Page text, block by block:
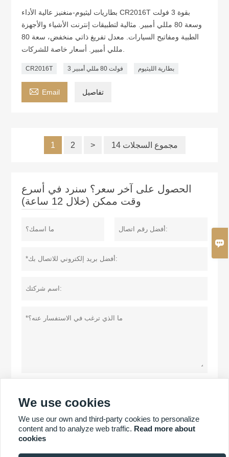

بطاريات ليثيوم-منغنيز عالية الأداء CR2016T بقوة 3 فولت
وسعة 80 مللي أمبير. مثالية لتطبيقات إنترنت الأشياء والأجهزة
الطبية ومفاتيح السيارات. معدل تفريغ ذاتي منخفض، سعة 80
مللي أمبير. أسعار خاصة للشركات.
CR2016T 3 فولت 80 مللي أمبير بطارية الليثيوم
 Email تفاصيل
1 2 > 14 مجموع السجلات
الحصول على آخر سعر؟ سنرد في أسرع
وقت ممكن (خلال 12 ساعة)
المزيد من المنتجات
We use cookies
We use our own and third-party cookies to personalize
content and to analyze web traffic. Read more about
cookies